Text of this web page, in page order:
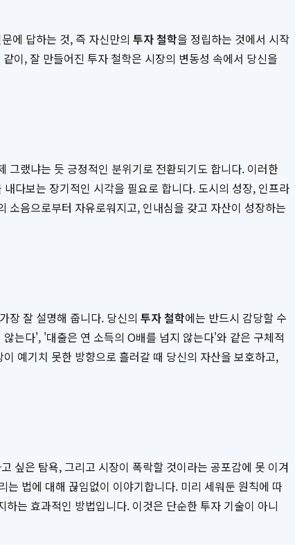
에 답하는 것, 즉 자신만의 투자 철학을 정립하는 것에서 시작
이, 잘 만들어진 투자 철학은 시장의 변동성 속에서 당신을
그랬냐는 듯 긍정적인 분위기로 전환되기도 합니다. 이러한
다보는 장기적인 시각을 필요로 합니다. 도시의 성장, 인프라
소음으로부터 자유로워지고, 인내심을 갖고 자산이 성장하는
장 잘 설명해 줍니다. 당신의 투자 철학에는 반드시 감당할 수
는다', '대출은 연 소득의 O배를 넘지 않는다'와 같은 구체적
예기치 못한 방향으로 흘러갈 때 당신의 자산을 보호하고,
싶은 탐욕, 그리고 시장이 폭락할 것이라는 공포감에 못 이겨
법에 대해 끊임없이 이야기합니다. 미리 세워둔 원칙에 따
는 효과적인 방법입니다. 이것은 단순한 투자 기술이 아니